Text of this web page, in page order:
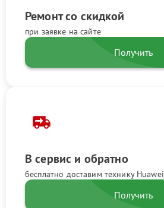
Ремонт со скидкой
при заявке на сайте
Получить
В сервис и обратно
бесплатно доставим технику Huawei
Получить